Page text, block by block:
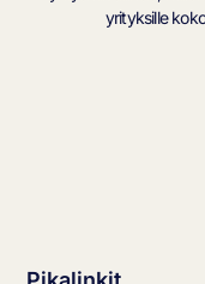
yrityksille